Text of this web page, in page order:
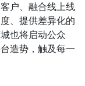
户、融合线上线
、提供差异化的
也将启动公众
造势，触及每一